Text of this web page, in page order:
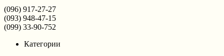
(096) 917-27-27
(093) 948-47-15
(099) 33-90-752
Категории